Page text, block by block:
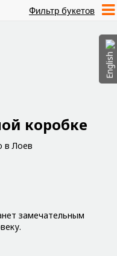
Фильтр букетов
коробке
в Лоев
замечательным
English